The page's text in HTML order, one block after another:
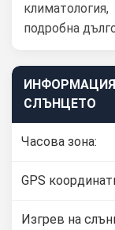
подробна
ИНФОРМАЦИЯ
СЛЪНЦЕТО
Часова зона:
GPS
Изгрев на